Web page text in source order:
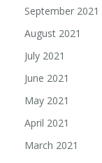
September 2021
August 2021
July 2021
June 2021
May 2021
April 2021
March 2021